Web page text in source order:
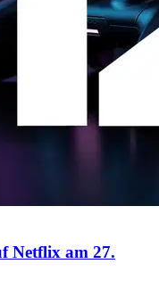
Netflix am 27.